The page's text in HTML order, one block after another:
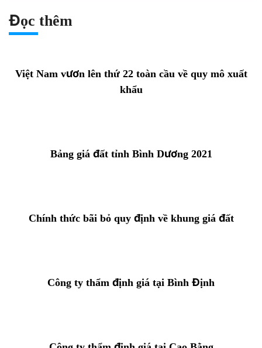
Đọc thêm
Việt Nam vươn lên thứ 22 toàn cầu về quy mô xuất
khẩu
Bảng giá đất tỉnh Bình Dương 2021
Chính thức bãi bỏ quy định về khung giá đất
Công ty thẩm định giá tại Bình Định